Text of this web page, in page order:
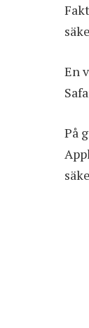
En
På